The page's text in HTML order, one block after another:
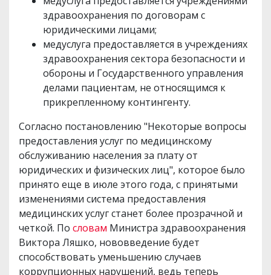
здравоохранения по договорам с
юридическими лицами;
медуслуга предоставляется в учреждениях
здравоохранения сектора безопасности и
обороны и Государственного управления
делами пациентам, не относящимся к
прикрепленному контингенту.
Согласно постановлению "Некоторые вопросы
предоставления услуг по медицинскому
обслуживанию населения за плату от
юридических и физических лиц", которое было
принято еще в июле этого года, с принятыми
изменениями система предоставления
медицинских услуг станет более прозрачной и
четкой. По словам Министра здравоохранения
Виктора Ляшко, нововведение будет
способствовать уменьшению случаев
коррупционных нарушений, ведь теперь